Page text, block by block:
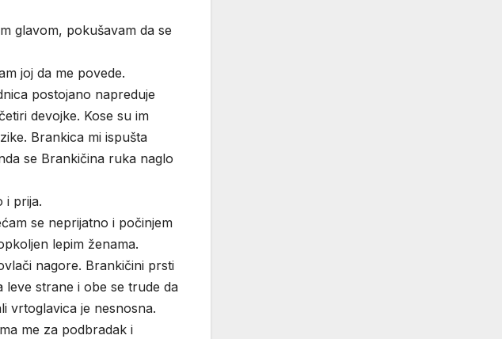
glavom, pokušavam da se
joj da me povede.
postojano napreduje
devojke. Kose su im
Brankica mi ispušta
se Brankičina ruka naglo
i prija.
se neprijatno i počinjem
lepim ženama.
nagore. Brankičini prsti
leve strane i obe se trude da
vrtoglavica je nesnosna.
me za podbradak i